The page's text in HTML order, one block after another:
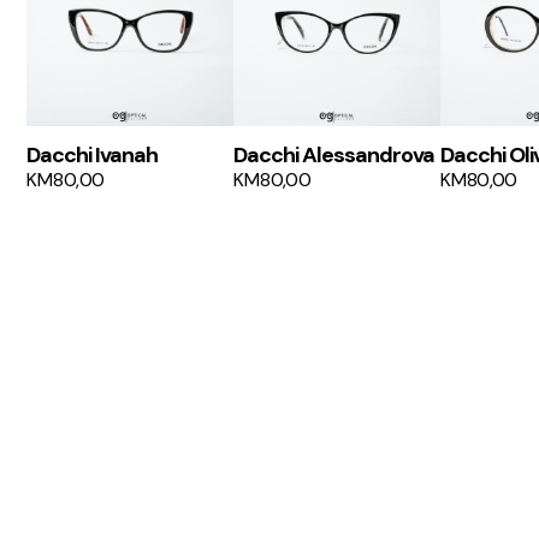
Dacchi Ivanah
KM80,00
Dacchi Alessandrova
KM80,00
Dacchi
KM80,00